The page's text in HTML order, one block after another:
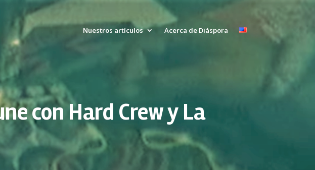
Nuestros artículos Acerca de Diáspora
con Hard Crew y La